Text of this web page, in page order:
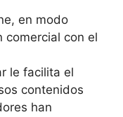
en modo
comercial con el
le facilita el
contenidos
han